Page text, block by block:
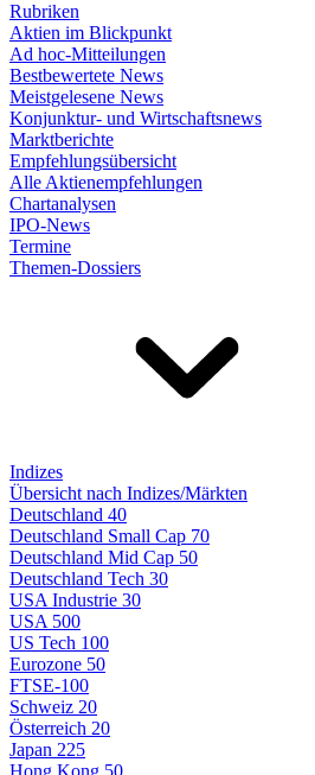
Rubriken
Aktien im Blickpunkt
Ad hoc-Mitteilungen
Bestbewertete News
Meistgelesene News
Konjunktur- und Wirtschaftsnews
Marktberichte
Empfehlungsübersicht
Alle Aktienempfehlungen
Chartanalysen
IPO-News
Termine
Themen-Dossiers
Indizes
Übersicht nach Indizes/Märkten
Deutschland 40
Deutschland Small Cap 70
Deutschland Mid Cap 50
Deutschland Tech 30
USA Industrie 30
USA 500
US Tech 100
Eurozone 50
FTSE-100
Schweiz 20
Österreich 20
Japan 225
Hong Kong 50